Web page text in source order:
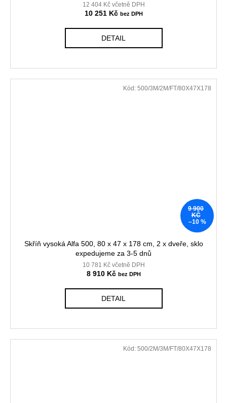
12 404 Kč včetně DPH
10 251 Kč
DETAIL
9 900
KČ
–10 %
Skříň vysoká Alfa 500, 80 x 47 x 178 cm, 2 x dveře, sklo
expedujeme za 3-5 dnů
10 781 Kč včetně DPH
8 910 Kč
DETAIL
Kód: 500/3M/2M/FT/80X47X178
Kód: 500/2M/3M/FT/80X47X178